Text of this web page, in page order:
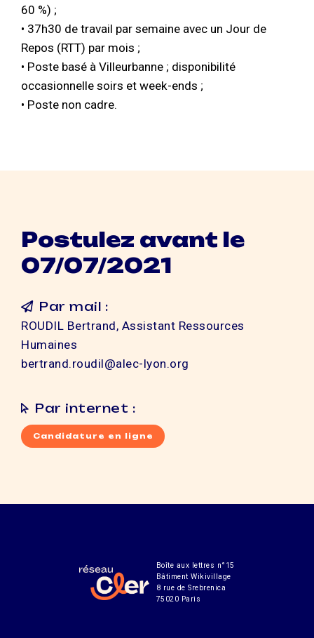
60 %) ;
• 37h30 de travail par semaine avec un Jour de
Repos (RTT) par mois ;
• Poste basé à Villeurbanne ; disponibilité
occasionnelle soirs et week-ends ;
• Poste non cadre.
Postulez avant le
07/07/2021
Par mail :
ROUDIL Bertrand, Assistant Ressources
Humaines
bertrand.roudil@alec-lyon.org
Par internet :
Candidature en ligne
Boîte aux lettres n°15
Bâtiment Wikivillage
8 rue de Srebrenica
75020 Paris